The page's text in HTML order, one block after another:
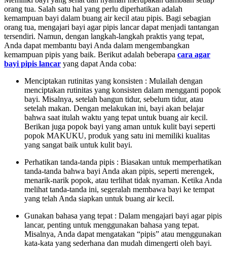
orang tua. Salah satu hal yang perlu diperhatikan adalah
kemampuan bayi dalam buang air kecil atau pipis. Bagi sebagian
orang tua, mengajari bayi agar pipis lancar dapat menjadi tantangan
tersendiri. Namun, dengan langkah-langkah praktis yang tepat,
Anda dapat membantu bayi Anda dalam mengembangkan
kemampuan pipis yang baik. Berikut adalah beberapa cara agar
bayi pipis lancar yang dapat Anda coba:
Menciptakan rutinitas yang konsisten : Mulailah dengan
menciptakan rutinitas yang konsisten dalam mengganti popok
bayi. Misalnya, setelah bangun tidur, sebelum tidur, atau
setelah makan. Dengan melakukan ini, bayi akan belajar
bahwa saat itulah waktu yang tepat untuk buang air kecil.
Berikan juga popok bayi yang aman untuk kulit bayi seperti
popok MAKUKU, produk yang satu ini memiliki kualitas
yang sangat baik untuk kulit bayi.
Perhatikan tanda-tanda pipis : Biasakan untuk memperhatikan
tanda-tanda bahwa bayi Anda akan pipis, seperti merengek,
menarik-narik popok, atau terlihat tidak nyaman. Ketika Anda
melihat tanda-tanda ini, segeralah membawa bayi ke tempat
yang telah Anda siapkan untuk buang air kecil.
Gunakan bahasa yang tepat : Dalam mengajari bayi agar pipis
lancar, penting untuk menggunakan bahasa yang tepat.
Misalnya, Anda dapat mengatakan “pipis” atau menggunakan
kata-kata yang sederhana dan mudah dimengerti oleh bayi.